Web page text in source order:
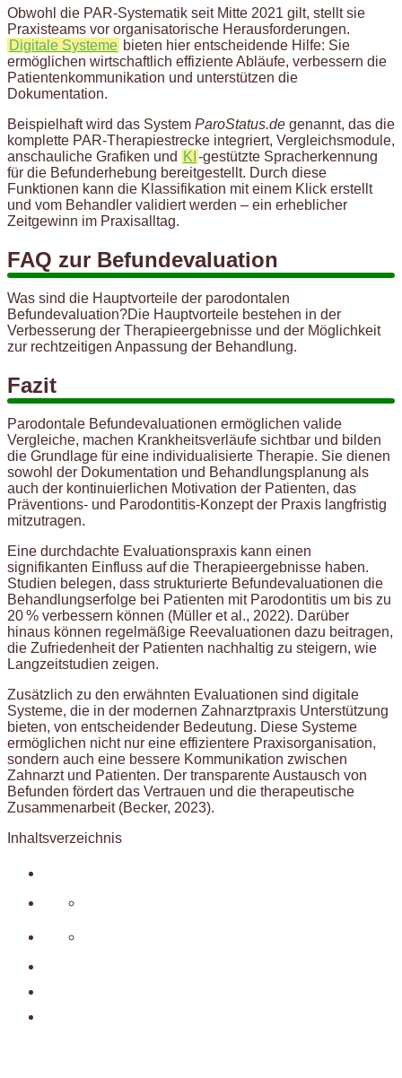
Obwohl die PAR-Systematik seit Mitte 2021 gilt, stellt sie
Praxisteams vor organisatorische Herausforderungen.
Digitale Systeme bieten hier entscheidende Hilfe: Sie
ermöglichen wirtschaftlich effiziente Abläufe, verbessern die
Patientenkommunikation und unterstützen die
Dokumentation.
Beispielhaft wird das System ParoStatus.de genannt, das die
komplette PAR-Therapiestrecke integriert, Vergleichsmodule,
anschauliche Grafiken und KI -gestützte Spracherkennung
für die Befunderhebung bereitgestellt. Durch diese
Funktionen kann die Klassifikation mit einem Klick erstellt
und vom Behandler validiert werden – ein erheblicher
Zeitgewinn im Praxisalltag.
FAQ zur Befundevaluation
Was sind die Hauptvorteile der parodontalen
Befundevaluation?Die Hauptvorteile bestehen in der
Verbesserung der Therapieergebnisse und der Möglichkeit
zur rechtzeitigen Anpassung der Behandlung.
Fazit
Parodontale Befundevaluationen ermöglichen valide
Vergleiche, machen Krankheitsverläufe sichtbar und bilden
die Grundlage für eine individualisierte Therapie. Sie dienen
sowohl der Dokumentation und Behandlungsplanung als
auch der kontinuierlichen Motivation der Patienten, das
Präventions- und Parodontitis-Konzept der Praxis langfristig
mitzutragen.
Eine durchdachte Evaluationspraxis kann einen
signifikanten Einfluss auf die Therapieergebnisse haben.
Studien belegen, dass strukturierte Befundevaluationen die
Behandlungserfolge bei Patienten mit Parodontitis um bis zu
20 % verbessern können (Müller et al., 2022). Darüber
hinaus können regelmäßige Reevaluationen dazu beitragen,
die Zufriedenheit der Patienten nachhaltig zu steigern, wie
Langzeitstudien zeigen.
Zusätzlich zu den erwähnten Evaluationen sind digitale
Systeme, die in der modernen Zahnarztpraxis Unterstützung
bieten, von entscheidender Bedeutung. Diese Systeme
ermöglichen nicht nur eine effizientere Praxisorganisation,
sondern auch eine bessere Kommunikation zwischen
Zahnarzt und Patienten. Der transparente Austausch von
Befunden fördert das Vertrauen und die therapeutische
Zusammenarbeit (Becker, 2023).
Inhaltsverzeichnis